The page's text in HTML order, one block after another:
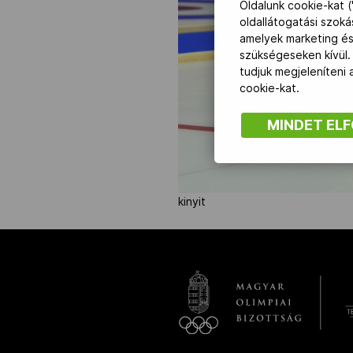
Társszervezetek
OVEP
kinyit
Oldalunk cookie-kat
oldallátogatási
amelyek marketing
szükségeseken
tudjuk megjeleníteni
cookie-kat.
MINDET